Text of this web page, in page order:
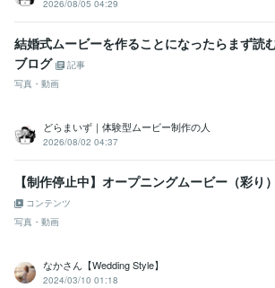
2026/08/05 04:29
結婚式ムービーを作ることになったらまず読
ブログ
記事
写真・動画
どらまいず｜体験型ムービー制作の人
2026/08/02 04:37
【制作停止中】オープニングムービー（彩り）
コンテンツ
写真・動画
なかさん【Wedding Style】
2024/03/10 01:18